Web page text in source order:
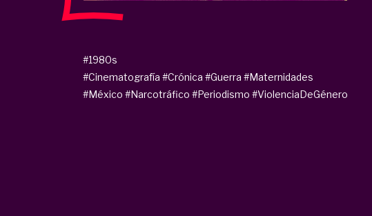
#1980s
#Cinematografía #Crónica #Guerra #Maternidades
#México #Narcotráfico #Periodismo #ViolenciaDeGénero